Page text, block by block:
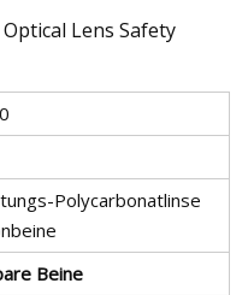
Polycarbonatlinse
Beine